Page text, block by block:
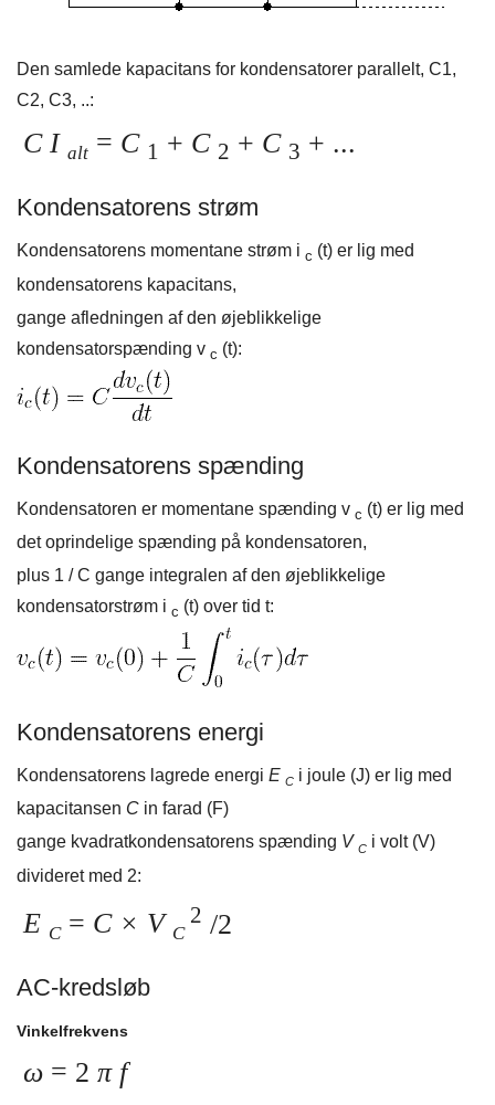
Den samlede kapacitans for kondensatorer parallelt, C1,
C2, C3, ..:
C I alt = C 1 + C 2 + C 3 + ...
Kondensatorens strøm
Kondensatorens momentane strøm i c (t) er lig med
kondensatorens kapacitans,
gange afledningen af ​​den øjeblikkelige
kondensatorspænding v c (t):
Kondensatorens spænding
Kondensatoren er momentane spænding v c (t) er lig med
det oprindelige spænding på kondensatoren,
plus 1 / C gange integralen af ​​den øjeblikkelige
kondensatorstrøm i c (t) over tid t:
Kondensatorens energi
Kondensatorens lagrede energi E C i joule (J) er lig med
kapacitansen C in farad (F)
gange kvadratkondensatorens spænding V C i volt (V)
divideret med 2:
E C= C × V C
2 /2
AC-kredsløb
Vinkelfrekvens
ω = 2 π f